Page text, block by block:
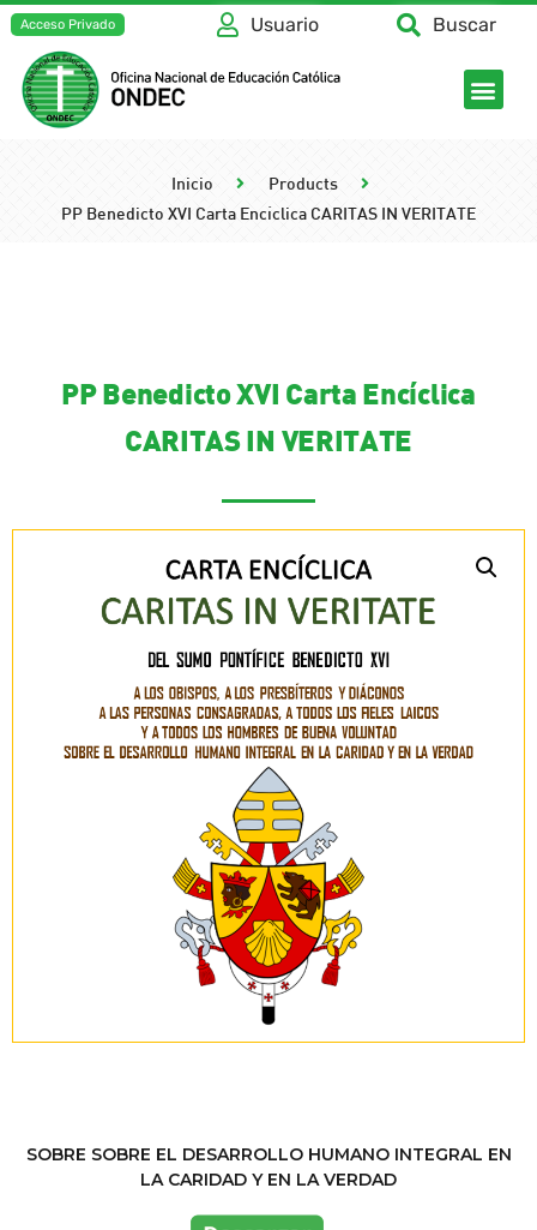
Acceso Privado Usuario Buscar
Inicio
Products
PP Benedicto XVI Carta Encíclica CARITAS IN VERITATE
PP Benedicto XVI Carta Encíclica
CARITAS IN VERITATE
SOBRE SOBRE EL DESARROLLO HUMANO INTEGRAL EN
LA CARIDAD Y EN LA VERDAD